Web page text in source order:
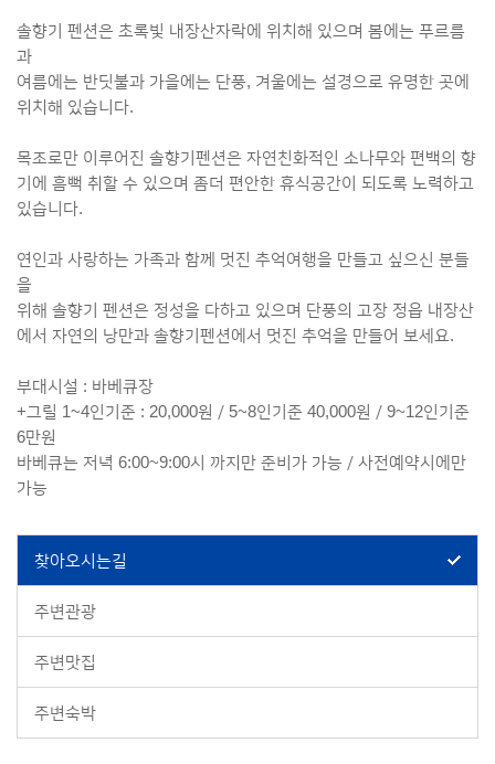
솔향기 펜션은 초록빛 내장산자락에 위치해 있으며 봄에는 푸르름
과
여름에는 반딧불과 가을에는 단풍, 겨울에는 설경으로 유명한 곳에
위치해 있습니다.
목조로만 이루어진 솔향기펜션은 자연친화적인 소나무와 편백의 향
기에 흠뻑 취할 수 있으며 좀더 편안한 휴식공간이 되도록 노력하고
있습니다.
연인과 사랑하는 가족과 함께 멋진 추억여행을 만들고 싶으신 분들
을
위해 솔향기 펜션은 정성을 다하고 있으며 단풍의 고장 정읍 내장산
에서 자연의 낭만과 솔향기펜션에서 멋진 추억을 만들어 보세요.
부대시설 : 바베큐장
+그릴 1~4인기준 : 20,000원 / 5~8인기준 40,000원 / 9~12인기준
6만원
바베큐는 저녁 6:00~9:00시 까지만 준비가 가능 / 사전예약시에만
가능
찾아오시는길
주변관광
주변맛집
주변숙박